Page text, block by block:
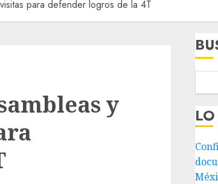
para defender logros de la 4T
y